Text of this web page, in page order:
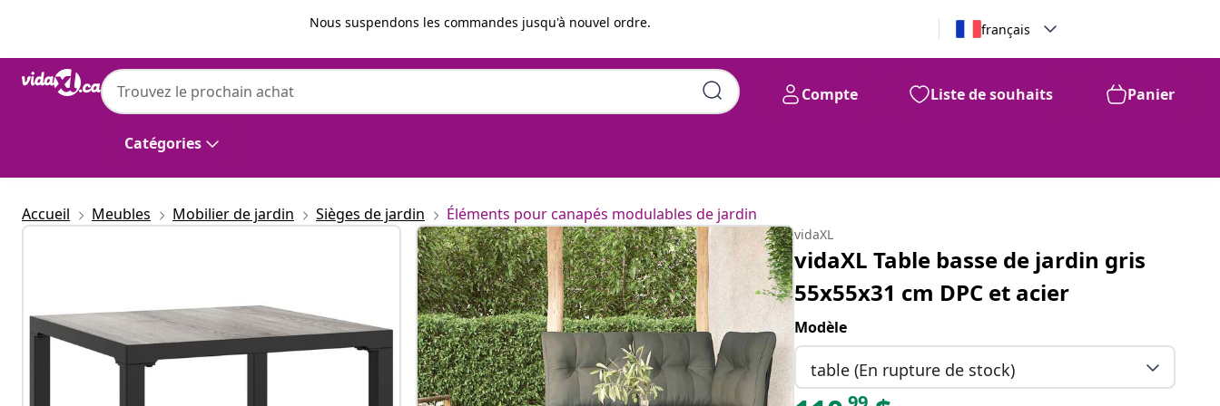
Nous suspendons les commandes jusqu'à nouvel ordre. français
Catégories
Compte Liste de souhaits Panier
vidaXL 99
Accueil Meubles Mobilier de jardin Sièges de jardin Éléments pour canapés modulables de jardin
vidaXL
vidaXL Table basse de jardin gris
55x55x31 cm DPC et acier
Modèle
table (En rupture de stock)